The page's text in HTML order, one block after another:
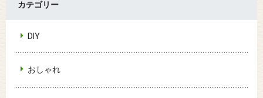
カテゴリー
DIY
おしゃれ